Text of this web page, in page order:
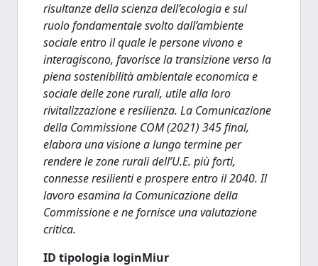
risultanze della scienza dell’ecologia e sul
ruolo fondamentale svolto dall’ambiente
sociale entro il quale le persone vivono e
interagiscono, favorisce la transizione verso la
piena sostenibilità ambientale economica e
sociale delle zone rurali, utile alla loro
rivitalizzazione e resilienza. La Comunicazione
della Commissione COM (2021) 345 final,
elabora una visione a lungo termine per
rendere le zone rurali dell’U.E. più forti,
connesse resilienti e prospere entro il 2040. Il
lavoro esamina la Comunicazione della
Commissione e ne fornisce una valutazione
critica.
ID tipologia loginMiur